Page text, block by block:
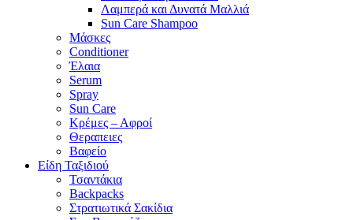
Λαμπερά και Δυνατά Μαλλιά
Sun Care Shampoo
Μάσκες
Conditioner
Έλαια
Serum
Spray
Sun Care
Κρέμες – Αφροί
Θεραπειες
Βαφείο
Είδη Ταξιδιού
Τσαντάκια
Backpacks
Στρατιωτικά Σακίδια